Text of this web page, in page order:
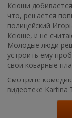
Ксюши
что, решается
полицейский
Ксюше, и не
Молодые люди
устроить ему
свои коварные
Смотрите
видеотеке Kartina